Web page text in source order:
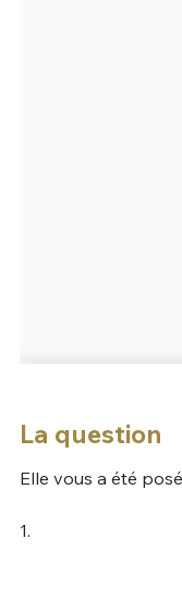
La question
Elle vous a été
1.